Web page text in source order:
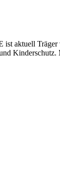
aktuell Träger